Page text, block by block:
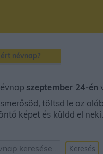
névnap?
szeptember 24-én
töltsd le az
képet és küldd el neki.
Keresés